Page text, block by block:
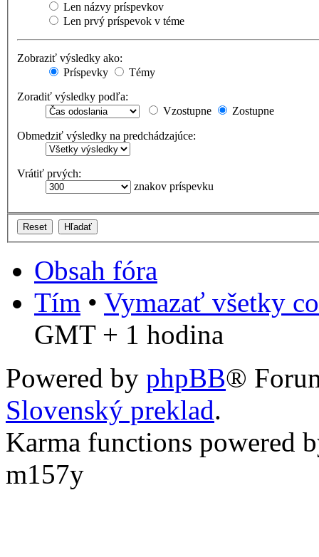
Len názvy príspevkov
Len prvý príspevok v téme
Zobraziť výsledky ako:
Príspevky
Témy
Zoradiť výsledky podľa:
Vzostupne
Zostupne
Obmedziť výsledky na predchádzajúce:
Vrátiť prvých:
znakov príspevku
Obsah fóra
Tím • Vymazať všetky
GMT + 1 hodina
Powered by phpBB®
Slovenský preklad.
Karma functions powered
m157y